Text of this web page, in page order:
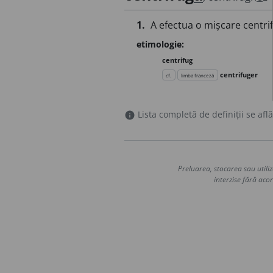
1. A efectua o mișcare
etimologie:
centrifug
cf. limba franceză centrifuger
info Lista completă de definiții se
Preluarea, stocarea sau
interzise fără